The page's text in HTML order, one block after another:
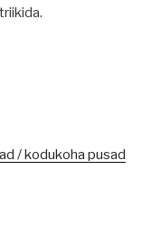
/ kodukoha pusad